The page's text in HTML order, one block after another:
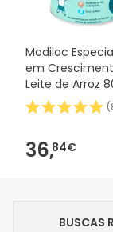
Modilac
em
Leite de Arroz
(
36,84€
BUSCAS